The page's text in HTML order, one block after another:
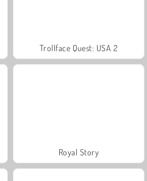
Trollface Quest: USA 2
Royal Story